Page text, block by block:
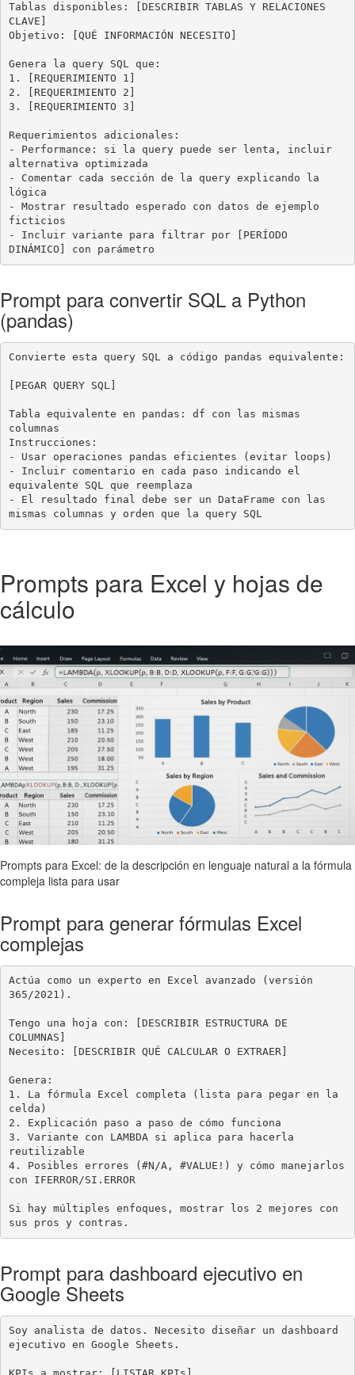
Tablas disponibles: [DESCRIBIR TABLAS Y RELACIONES
CLAVE]
Objetivo: [QUÉ INFORMACIÓN NECESITO]
Genera la query SQL que:
1. [REQUERIMIENTO 1]
2. [REQUERIMIENTO 2]
3. [REQUERIMIENTO 3]
Requerimientos adicionales:
- Performance: si la query puede ser lenta, incluir
alternativa optimizada
- Comentar cada sección de la query explicando la
lógica
- Mostrar resultado esperado con datos de ejemplo
ficticios
- Incluir variante para filtrar por [PERÍODO
DINÁMICO] con parámetro
Prompt para convertir SQL a Python
(pandas)
Convierte esta query SQL a código pandas equivalente:
[PEGAR QUERY SQL]
Tabla equivalente en pandas: df con las mismas
columnas
Instrucciones:
- Usar operaciones pandas eficientes (evitar loops)
- Incluir comentario en cada paso indicando el
equivalente SQL que reemplaza
- El resultado final debe ser un DataFrame con las
mismas columnas y orden que la query SQL
Prompts para Excel y hojas de
cálculo
Prompts para Excel: de la descripción en lenguaje natural a la fórmula
compleja lista para usar
Prompt para generar fórmulas Excel
complejas
Actúa como un experto en Excel avanzado (versión
365/2021).
Tengo una hoja con: [DESCRIBIR ESTRUCTURA DE
COLUMNAS]
Necesito: [DESCRIBIR QUÉ CALCULAR O EXTRAER]
Genera:
1. La fórmula Excel completa (lista para pegar en la
celda)
2. Explicación paso a paso de cómo funciona
3. Variante con LAMBDA si aplica para hacerla
reutilizable
4. Posibles errores (#N/A, #VALUE!) y cómo manejarlos
con IFERROR/SI.ERROR
Si hay múltiples enfoques, mostrar los 2 mejores con
sus pros y contras.
Prompt para dashboard ejecutivo en
Google Sheets
Soy analista de datos. Necesito diseñar un dashboard
ejecutivo en Google Sheets.